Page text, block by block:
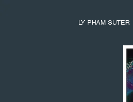
LY PHAM SUTER